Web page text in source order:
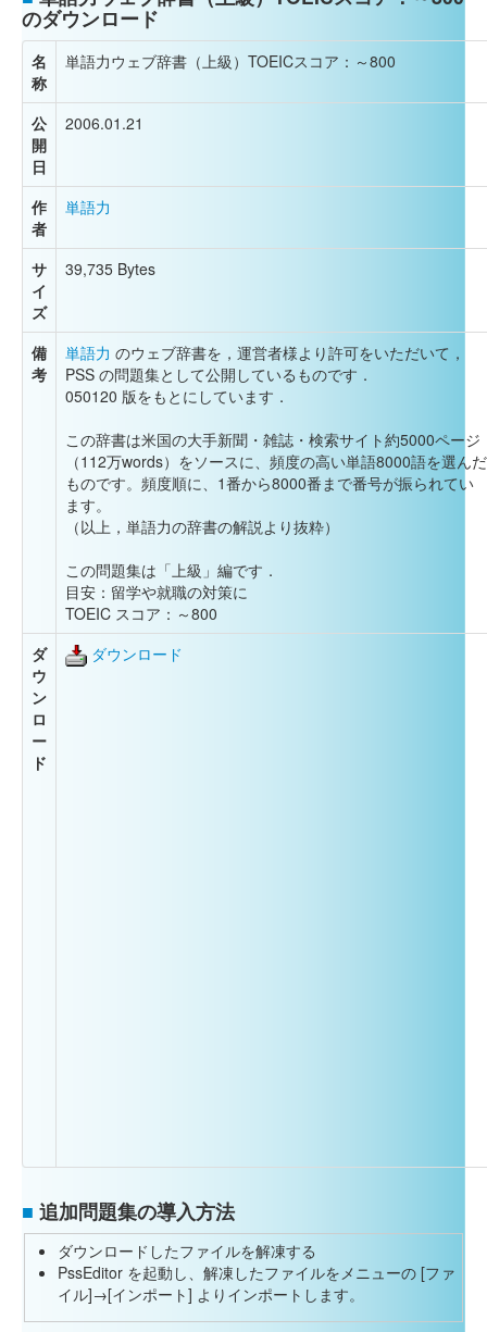
のダウンロード
名
称
単語力ウェブ辞書（上級）TOEICスコア：～800
公
開
日
2006.01.21
作
者
単語力
サ
イ
ズ
39,735 Bytes
備
考
単語力 のウェブ辞書を，運営者様より許可をいただいて，
PSS の問題集として公開しているものです．
050120 版をもとにしています．
この辞書は米国の大手新聞・雑誌・検索サイト約5000ページ
（112万words）をソースに、頻度の高い単語8000語を選んだ
ものです。頻度順に、1番から8000番まで番号が振られてい
ます。
（以上，単語力の辞書の解説より抜粋）
この問題集は「上級」編です．
目安：留学や就職の対策に
TOEIC スコア：～800
ダ
ウ
ン
ロ
ー
ド
ダウンロード
■ 追加問題集の導入方法
ダウンロードしたファイルを解凍する
PssEditor を起動し、解凍したファイルをメニューの [ファ
イル]→[インポート] よりインポートします。